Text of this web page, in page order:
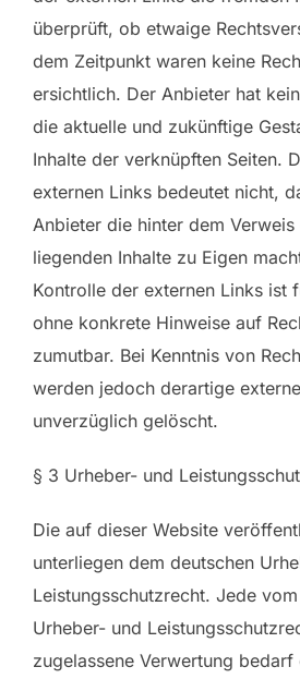
überprüft, ob etwaige
dem Zeitpunkt waren keine
ersichtlich. Der Anbieter hat
die aktuelle und zukünftige
Inhalte der verknüpften Seiten.
externen Links bedeutet nicht,
Anbieter die hinter dem
liegenden Inhalte zu Eigen
Kontrolle der externen Links ist
ohne konkrete Hinweise auf
zumutbar. Bei Kenntnis von
werden jedoch derartige
unverzüglich gelöscht.
§ 3 Urheber- und
Die auf dieser Website
unterliegen dem deutschen
Leistungsschutzrecht. Jede
Urheber- und
zugelassene Verwertung